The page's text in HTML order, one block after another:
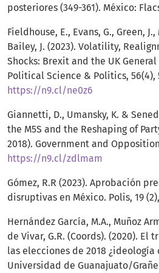
posteriores (349-361). México:
Fieldhouse, E., Evans, G., Green,
Bailey, J. (2023). Volatility,
Shocks: Brexit and the UK General
Political Science & Politics, 56(4),
https://n9.cl/ne0z6
Giannetti, D., Umansky, K. &
the M5S and the Reshaping of
2018). Government and
https://n9.cl/zdlmam
Gómez, R.R (2023). Aprobación
disruptivas en México. Polis, 19 (2),
Hernández García, M.A., Muñoz
de Vivar, G.R. (Coords). (2020).
las elecciones de 2018 ¿ideología
Universidad de Guanajuato/